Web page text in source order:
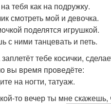
тебя как на подружку.
смотреть мой и девочка.
поделятся игрушкой.
с ними танцевать и петь.
тебе косички,
вы время проведёте:
на ногти, татуаж.
то вечер ты мне скажешь,